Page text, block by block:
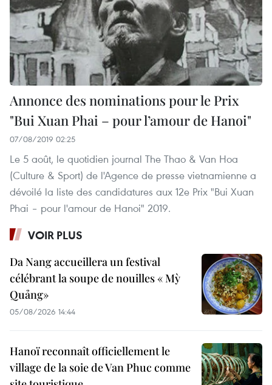
Annonce des nominations pour le Prix
"Bui Xuan Phai – pour l’amour de Hanoi"
07/08/2019 02:25
Le 5 août, le quotidien journal The Thao & Van Hoa
(Culture & Sport) de l'Agence de presse vietnamienne a
dévoilé la liste des candidatures aux 12e Prix "Bui Xuan
Phai – pour l'amour de Hanoi" 2019.
VOIR PLUS
Da Nang accueillera un festival
célébrant la soupe de nouilles « Mỳ
Quảng»
05/08/2026 14:44
Hanoï reconnaît officiellement le
village de la soie de Van Phuc comme